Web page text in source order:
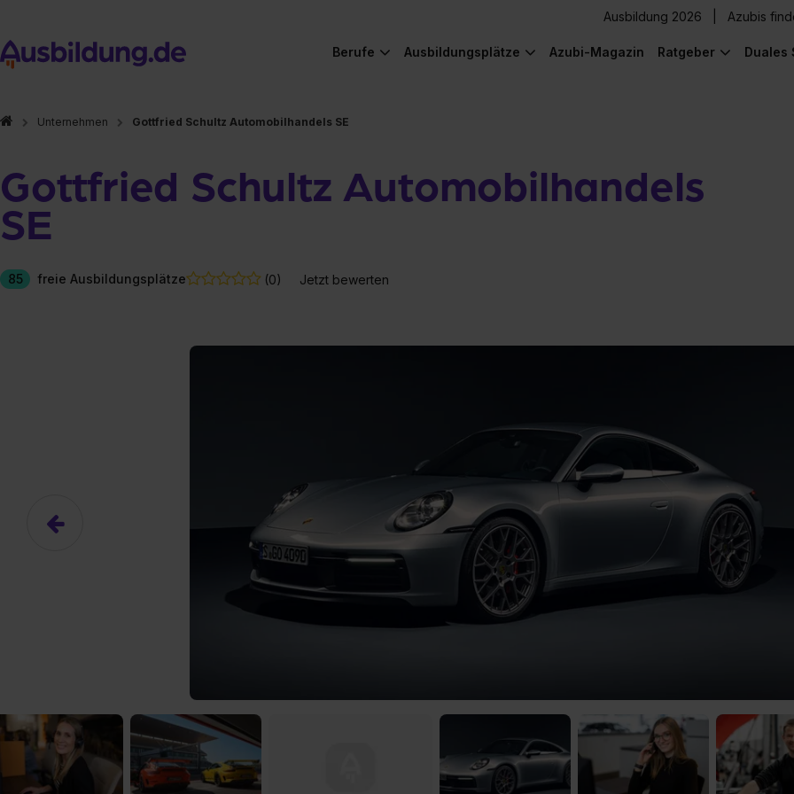
Ausbildung 2026 Azubis
Berufe Ausbildungsplätze Azubi-Magazin Ratgeber Duales
Unternehmen Gottfried Schultz Automobilhandels SE
Gottfried Schultz Automobilhandels
SE
85 freie Ausbildungsplätze (0) Jetzt bewerten
Hier gibt es (eigentlich) was Cooles zu sehen!
Das hier ist ein Platzhalter für Video-Content von YouTube. Neugierig? Dann schalte die Inhalte jetzt
Ja, ich erlaube die externen Inhalte von YouTube.
Ich bin damit einverstanden, dass mir die externen Inhalte angezeigt werden. Personenbezogene Daten
an Drittplattformen übermittelt werden. Mehr Infos gibt es in der